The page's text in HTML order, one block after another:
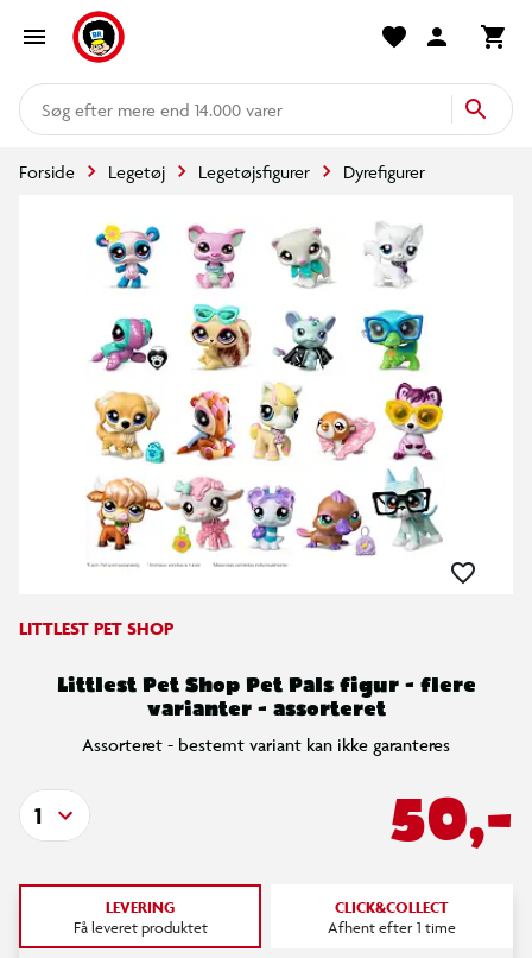
mere end 14.000 varer
Forside Legetøj Legetøjsfigurer Dyrefigurer
LITTLEST PET SHOP
Littlest Pet Shop Pet Pals figur - flere
varianter - assorteret
Assorteret - bestemt variant kan ikke garanteres
50,-
1
LEVERING
Få leveret produktet
CLICK&COLLECT
Afhent efter 1 time